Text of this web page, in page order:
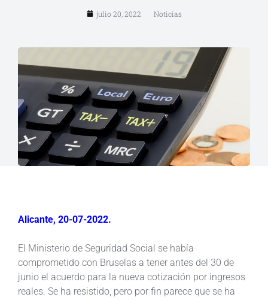
julio 20, 2022 Noticias
Alicante, 20-07-2022.
El Ministerio de Seguridad Social se había
comprometido con Bruselas a tener antes del 30 de
junio el acuerdo para la nueva cotización por ingresos
reales. Se ha resistido, pero por fin parece que se ha